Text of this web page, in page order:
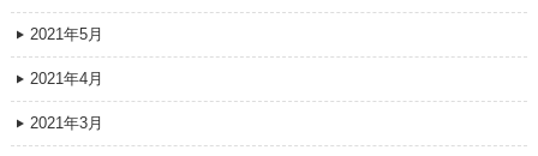
2021年5月
2021年4月
2021年3月